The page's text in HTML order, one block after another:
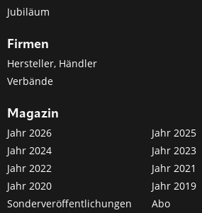
Jubiläum
Firmen
Hersteller, Händler
Verbände
Magazin
Jahr 2026
Jahr 2025
Jahr 2024
Jahr 2023
Jahr 2022
Jahr 2021
Jahr 2020
Jahr 2019
Sonderveröffentlichungen
Abo